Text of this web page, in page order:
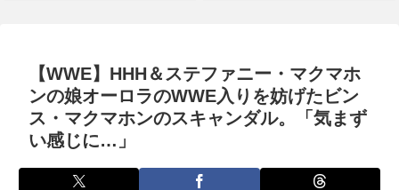
【WWE】HHH＆ステファニー・マクマホ
ンの娘オーロラのWWE入りを妨げたビン
ス・マクマホンのスキャンダル。「気まず
い感じに…」